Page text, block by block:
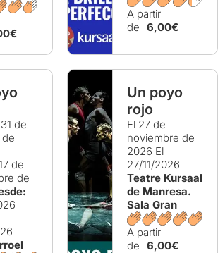
A partir
de 6,00€
31 de
de
de
Un poyo
rojo
El 27 de
noviembre de
2026 El
27/11/2026
Teatre Kursaal
de Manresa.
Sala Gran
A partir
de 6,00€